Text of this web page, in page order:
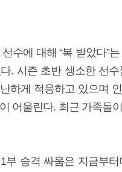
수에 대해 “복 받았다”
. 시즌 초반 생소한 선수
하게 적응하고 있으며
어울린다. 최근 가족들
부 승격 싸움은 지금부